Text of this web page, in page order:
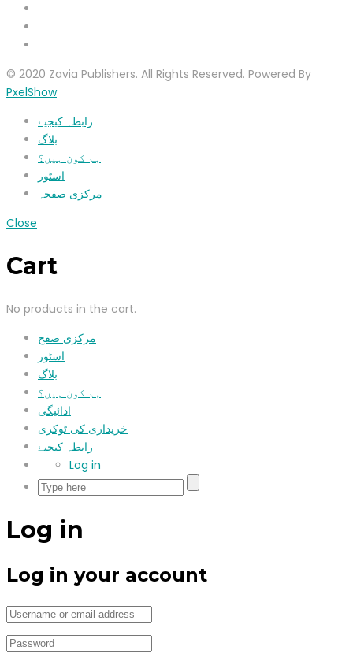
© 2020 Zavia Publishers. All Rights Reserved. Powered By
PxelShow
رابطہ کیجیۓ
بلاگ
ہم کون ہیں؟
اسٹور
مرکزی صفحہ
Close
Cart
No products in the cart.
مرکزی صفح
اسٹور
بلاگ
ہم کون ہیں؟
ادائیگی
خریداری کی ٹوکری
رابطہ کیجیۓ
Log in
Log in
Log in your account